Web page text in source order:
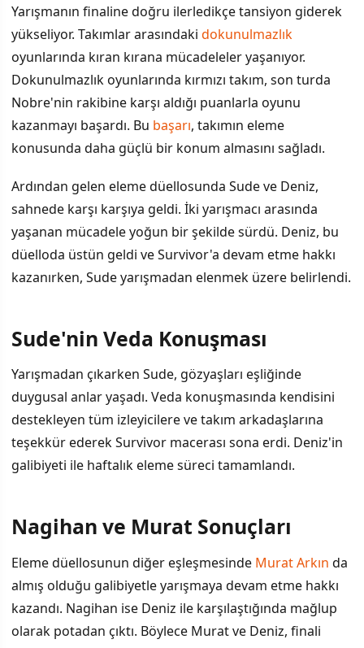
Yarışmanın finaline doğru ilerledikçe tansiyon giderek
yükseliyor. Takımlar arasındaki dokunulmazlık
oyunlarında kıran kırana mücadeleler yaşanıyor.
Dokunulmazlık oyunlarında kırmızı takım, son turda
Nobre'nin rakibine karşı aldığı puanlarla oyunu
kazanmayı başardı. Bu başarı, takımın eleme
konusunda daha güçlü bir konum almasını sağladı.
Ardından gelen eleme düellosunda Sude ve Deniz,
sahnede karşı karşıya geldi. İki yarışmacı arasında
yaşanan mücadele yoğun bir şekilde sürdü. Deniz, bu
düelloda üstün geldi ve Survivor'a devam etme hakkı
kazanırken, Sude yarışmadan elenmek üzere belirlendi.
Sude'nin Veda Konuşması
Yarışmadan çıkarken Sude, gözyaşları eşliğinde
duygusal anlar yaşadı. Veda konuşmasında kendisini
destekleyen tüm izleyicilere ve takım arkadaşlarına
teşekkür ederek Survivor macerası sona erdi. Deniz'in
galibiyeti ile haftalık eleme süreci tamamlandı.
Nagihan ve Murat Sonuçları
Eleme düellosunun diğer eşleşmesinde Murat Arkın da
almış olduğu galibiyetle yarışmaya devam etme hakkı
kazandı. Nagihan ise Deniz ile karşılaştığında mağlup
olarak potadan çıktı. Böylece Murat ve Deniz, finali